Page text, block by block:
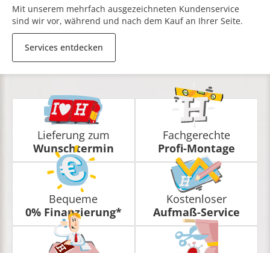
Mit unserem mehrfach ausgezeichneten Kundenservice
sind wir vor, während und nach dem Kauf an Ihrer Seite.
Services entdecken
Lieferung zum
Wunschtermin
Fachgerechte
Profi-Montage
Bequeme
0% Finanzierung*
Kostenloser
Aufmaß-Service